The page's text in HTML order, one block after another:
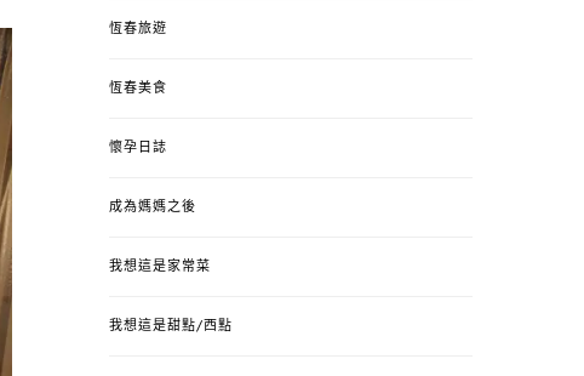
恆春旅遊
恆春美食
懷孕日誌
成為媽媽之後
我想這是家常菜
我想這是甜點/西點